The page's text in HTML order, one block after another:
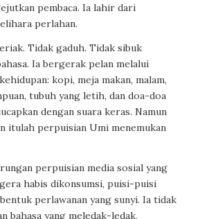
pembaca. Ia lahir dari
perlahan.
Tidak gaduh. Tidak sibuk
Ia bergerak pelan melalui
kopi, meja makan, malam,
tubuh yang letih, dan doa-doa
dengan suara keras. Namun
itulah perpuisian Umi menemukan
perpuisian media sosial yang
habis dikonsumsi, puisi-puisi
perlawanan yang sunyi. Ia tidak
bahasa yang meledak-ledak,